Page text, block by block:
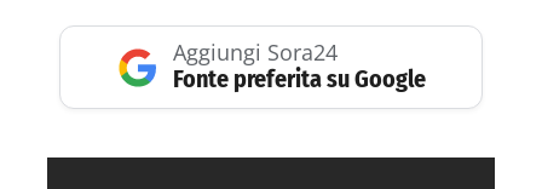
Aggiungi Sora24
Fonte preferita su Google